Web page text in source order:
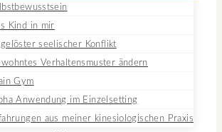
Kind in mir
seelischer Konflikt
Verhaltensmuster ändern
Gym
Anwendung im Einzelsetting
aus meiner kinesiologischen Praxis